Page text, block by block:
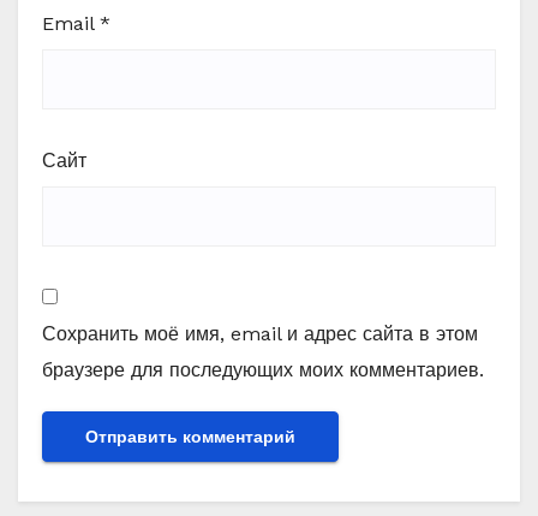
Email *
Сайт
Сохранить моё имя, email и адрес сайта в этом
браузере для последующих моих комментариев.